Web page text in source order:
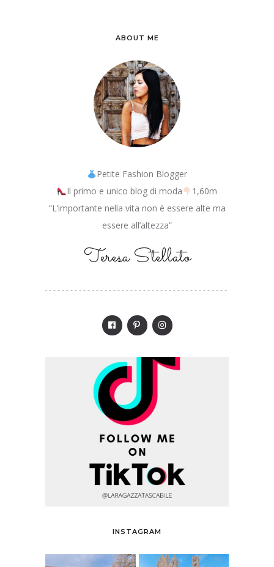
ABOUT ME
Petite Fashion Blogger
Il primo e unico blog di moda
1,60m
“L’importante nella vita non è essere alte ma
essere all’altezza”
Teresa Stellato
INSTAGRAM